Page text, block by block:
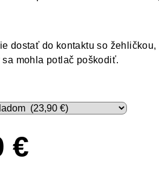
dostať do kontaktu so
mohla potlač poškodiť.
€